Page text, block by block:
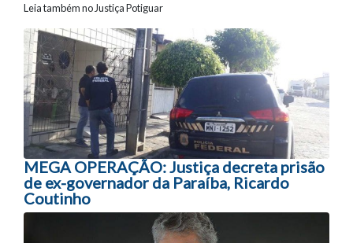
Leia também no Justiça Potiguar
Navegação entre posts
MEGA OPERAÇÃO: Justiça decreta prisão
de ex-governador da Paraíba, Ricardo
Coutinho